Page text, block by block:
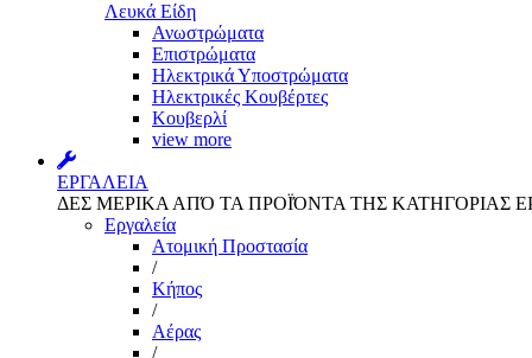
Λευκά Είδη
Ανωστρώματα
Επιστρώματα
Ηλεκτρικά Υποστρώματα
Ηλεκτρικές Κουβέρτες
Κουβερλί
view more
ΕΡΓΑΛΕΙΑ
ΔΕΣ ΜΕΡΙΚΑ ΑΠΌ ΤΑ ΠΡΟΪΌΝΤΑ ΤΗΣ ΚΑΤΗΓΟΡΙΑΣ
Εργαλεία
Aτομική Προστασία
/
Kήπος
/
Αέρας
/